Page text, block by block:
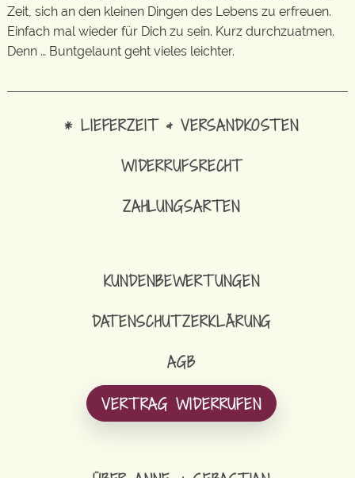
Zeit, sich an den kleinen Dingen des Lebens zu erfreuen.
Einfach mal wieder für Dich zu sein. Kurz durchzuatmen.
Denn … Buntgelaunt geht vieles leichter.
* LIEFERZEIT & VERSANDKOSTEN
WIDERRUFSRECHT
ZAHLUNGSARTEN
KUNDENBEWERTUNGEN
DATENSCHUTZERKLÄRUNG
AGB
VERTRAG WIDERRUFEN